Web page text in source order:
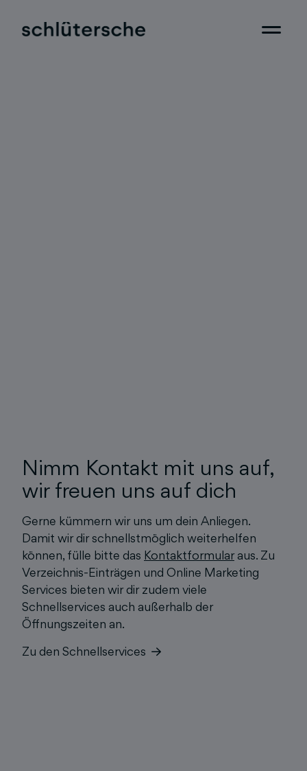
Nimm Kontakt mit uns auf,
wir freuen uns auf dich
Gerne kümmern wir uns um dein Anliegen.
Damit wir dir schnellstmöglich weiterhelfen
können, fülle bitte das Kontaktformularaus. Zu
Verzeichnis-Einträgen und Online Marketing
Services bieten wir dir zudem viele
Schnellservices auch außerhalb der
Öffnungszeiten an.
Zu den Schnellservices